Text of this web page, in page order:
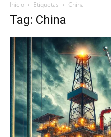
Inicio Etiquetas China
Tag: China